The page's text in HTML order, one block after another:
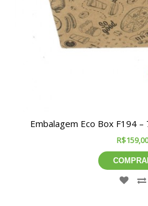
Embalagem Eco Box F194
R$159,00